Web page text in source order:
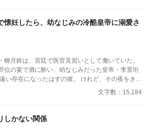
懐妊したら、幼なじみの冷酷皇帝に溺愛さ
柳月鈴は、宮廷で医官見習いとして働いていた。
位の宴で酒に酔い、幼なじみだった皇帝・李景珩
動き出す。 冷酷と恐れられる皇帝が、
には甘すぎて――。
文字数：15,184
しかない関係